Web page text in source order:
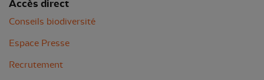
Accès direct
Conseils biodiversité
Espace Presse
Recrutement